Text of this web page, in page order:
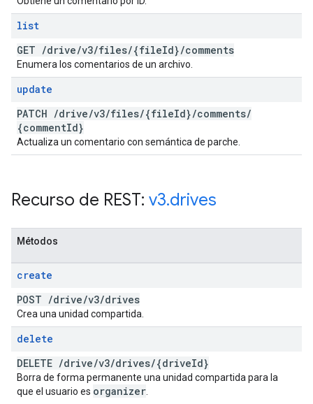
list
GET /drive/v3/files/{fileId}/comments
Enumera los comentarios de un archivo.
update
PATCH /drive/v3/files/{fileId}/comments/
{commentId}
Actualiza un comentario con semántica de parche.
Recurso de REST: v3.drives
Métodos
create
POST /drive/v3/drives
Crea una unidad compartida.
delete
DELETE /drive/v3/drives/{driveId}
Borra de forma permanente una unidad compartida para la
que el usuario es organizer